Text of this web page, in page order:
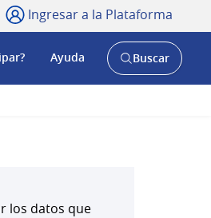
Ingresar a la Plataforma
Ayuda
AbrirBuscar
los datos que